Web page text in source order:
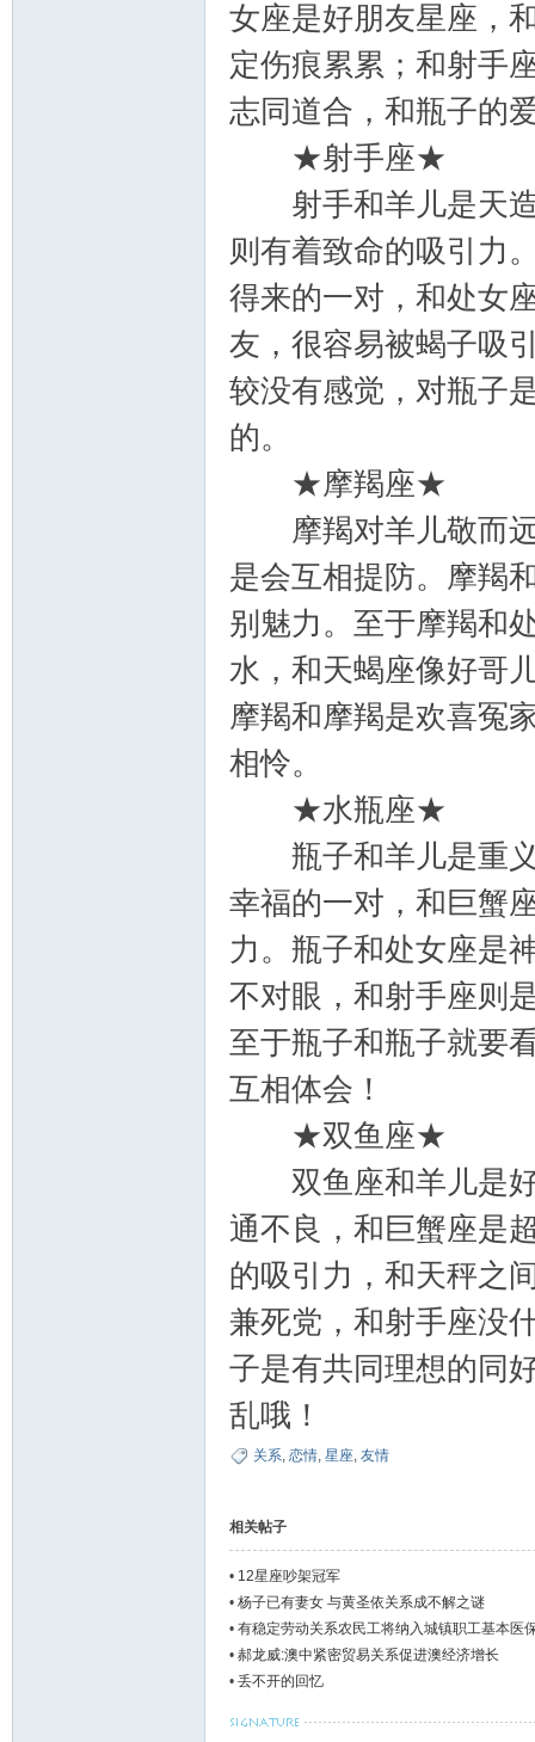
女座是好朋友星座，
定伤痕累累；和射手
志同道合，和瓶子的
★射手座★
射手和羊儿是天造
则有着致命的吸引力
得来的一对，和处女
友，很容易被蝎子吸
较没有感觉，对瓶子
的。
★摩羯座★
摩羯对羊儿敬而远
是会互相提防。摩羯
别魅力。至于摩羯和
水，和天蝎座像好哥
摩羯和摩羯是欢喜冤
相怜。
★水瓶座★
瓶子和羊儿是重义
幸福的一对，和巨蟹
力。瓶子和处女座是
不对眼，和射手座则
至于瓶子和瓶子就要
互相体会！
★双鱼座★
双鱼座和羊儿是好
通不良，和巨蟹座是
的吸引力，和天秤之
兼死党，和射手座没
子是有共同理想的同
乱哦！
关系, 恋情, 星座, 友情
相关帖子
• 12星座吵架冠军
• 杨子已有妻女 与黄圣依关系成不解之谜
• 有稳定劳动关系农民工将纳入城镇职工基本医
• 郝龙威:澳中紧密贸易关系促进澳经济增长
• 丢不开的回忆